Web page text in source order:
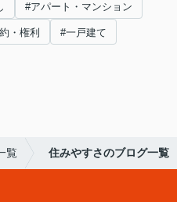
#アパート・マンション
・権利 #一戸建て
覧 住みやすさのブログ一覧